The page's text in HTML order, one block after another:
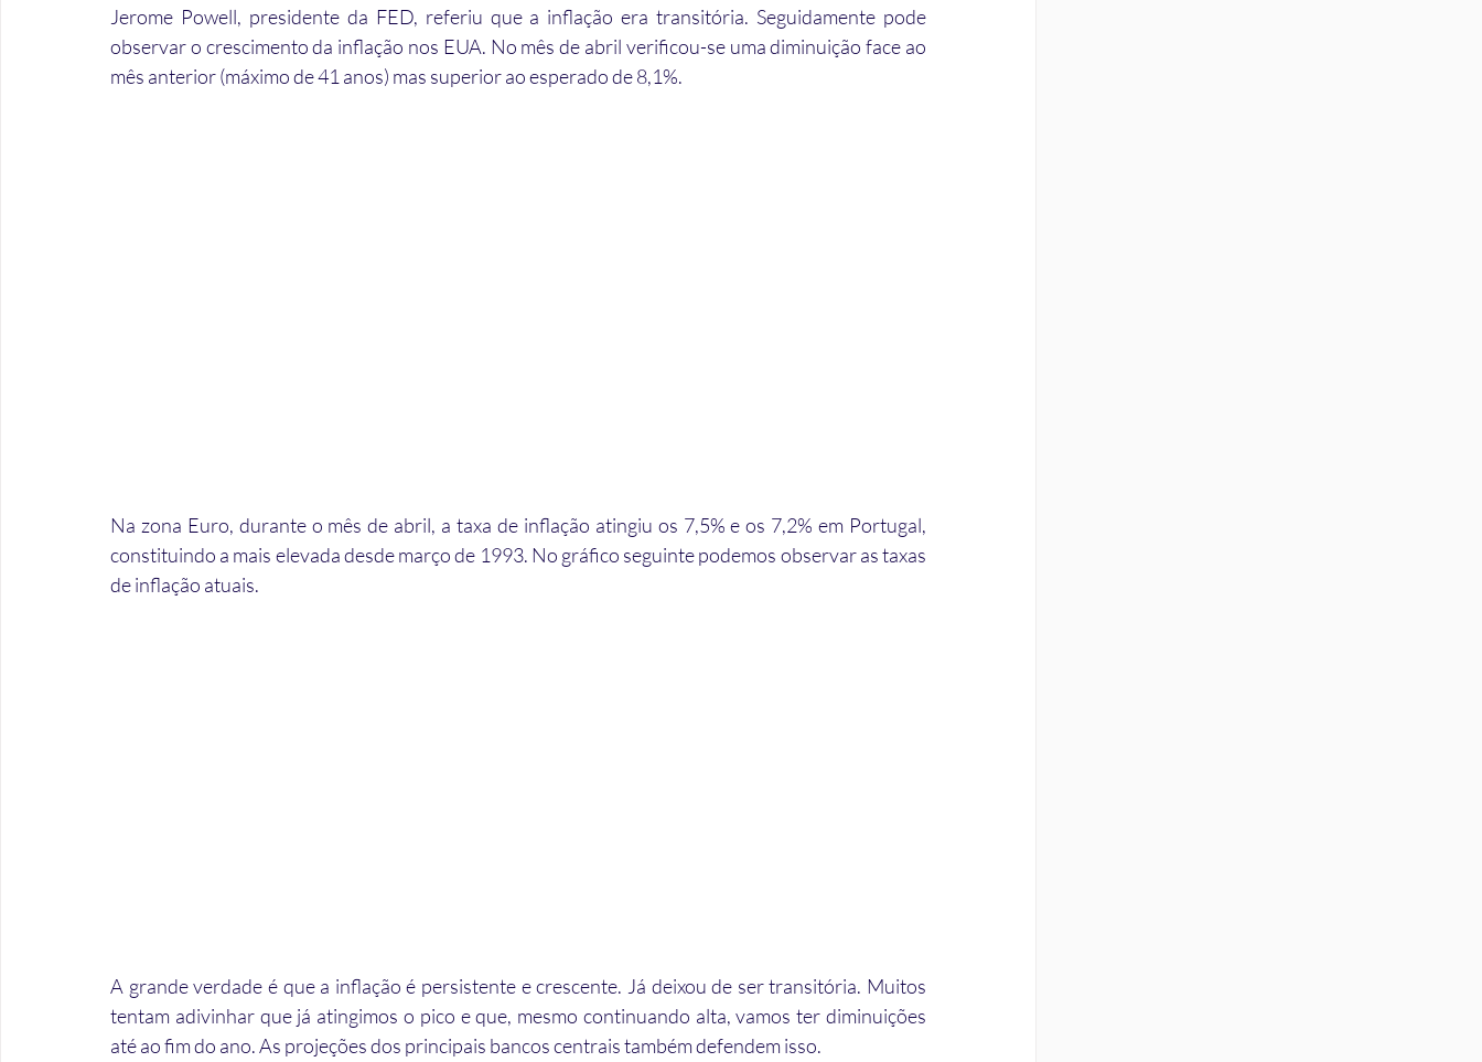
Jerome Powell, presidente da FED, referiu que a inflação era transitória. Seguidamente pode
observar o crescimento da inflação nos EUA. No mês de abril verificou-se uma diminuição face ao
mês anterior (máximo de 41 anos) mas superior ao esperado de 8,1%.
Na zona Euro, durante o mês de abril, a taxa de inflação atingiu os 7,5% e os 7,2% em Portugal,
constituindo a mais elevada desde março de 1993. No gráfico seguinte podemos observar as taxas
de inflação atuais.
A grande verdade é que a inflação é persistente e crescente. Já deixou de ser transitória. Muitos
tentam adivinhar que já atingimos o pico e que, mesmo continuando alta, vamos ter diminuições
até ao fim do ano. As projeções dos principais bancos centrais também defendem isso.